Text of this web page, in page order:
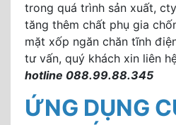
trong quá trình sản xuất,
tăng thêm chất phụ gia
mặt xốp ngăn chăn tĩnh
tư vấn, quý khách xin liên
hotline 088.99.88.345
ỨNG DỤNG